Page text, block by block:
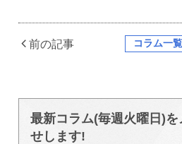
前の記事 コラム一覧
最新コラム(毎週火曜日)
せします!